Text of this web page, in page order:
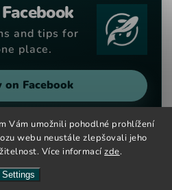
Vám umožnili pohodlné prohlížení
webu neustále zlepšovali jeho
Více informacízde.
Settings
and tips for
place.
Facebook
Big Carp. All rights reserved.
| Design